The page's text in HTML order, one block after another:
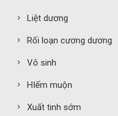
Liệt dương
Rối loạn cương dương
Vô sinh
HIếm muộn
Xuất tinh sớm